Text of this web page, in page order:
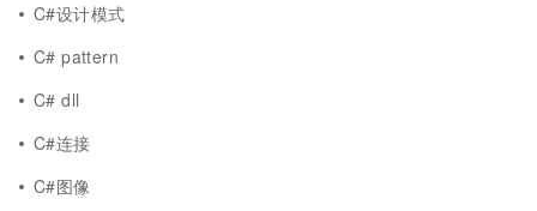
C#设计模式
C# pattern
C# dll
C#连接
C#图像